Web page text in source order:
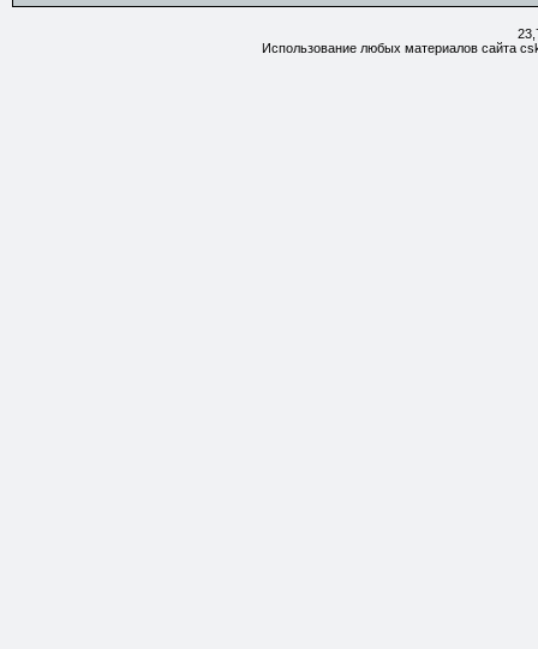
Использование любых материалов сайта